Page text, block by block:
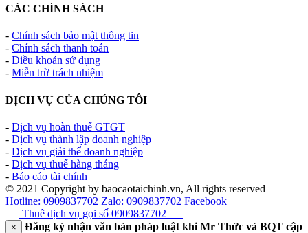
CÁC CHÍNH SÁCH
- Chính sách bảo mật thông tin
- Chính sách thanh toán
- Điều khoản sử dụng
- Miễn trừ trách nhiệm
DỊCH VỤ CỦA CHÚNG TÔI
- Dịch vụ hoàn thuế GTGT
- Dịch vụ thành lập doanh nghiệp
- Dịch vụ giải thể doanh nghiệp
- Dịch vụ thuế hàng tháng
- Báo cáo tài chính
© 2021 Copyright by baocaotaichinh.vn, All rights reserved
Hotline: 0909837702 Zalo: 0909837702 Facebook
Thuê dịch vụ gọi số 0909837702
×
Đăng ký nhận văn bản pháp luật khi Mr Thức và BQT cập